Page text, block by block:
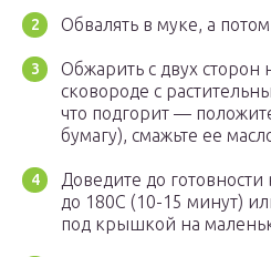
Обвалять в муке, а
Обжарить с двух сторон
сковороде с
что подгорит —
бумагу), смажьте ее
Доведите до готовности
до 180С (10-15 минут)
под крышкой на